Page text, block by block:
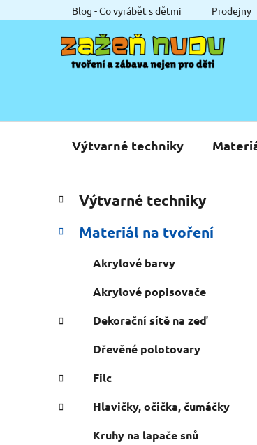
na
Blog - Co vyrábět s dětmi Prodejny
Výtvarné techniky
P
o
s
n
a
e
Přeskočit
kategorie
a
e
e
Výtvarné techniky
Materiál na tvoření
Akrylové barvy
Akrylové popisovače
Dekorační sítě na zeď
Dřevěné polotovary
Filc
Hlavičky, očička, čumáčky
Kruhy na lapače snů